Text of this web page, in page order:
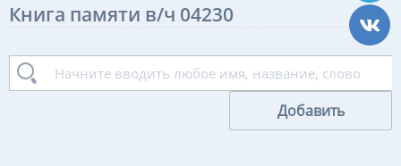
Книга памяти в/ч 04230
Добавить